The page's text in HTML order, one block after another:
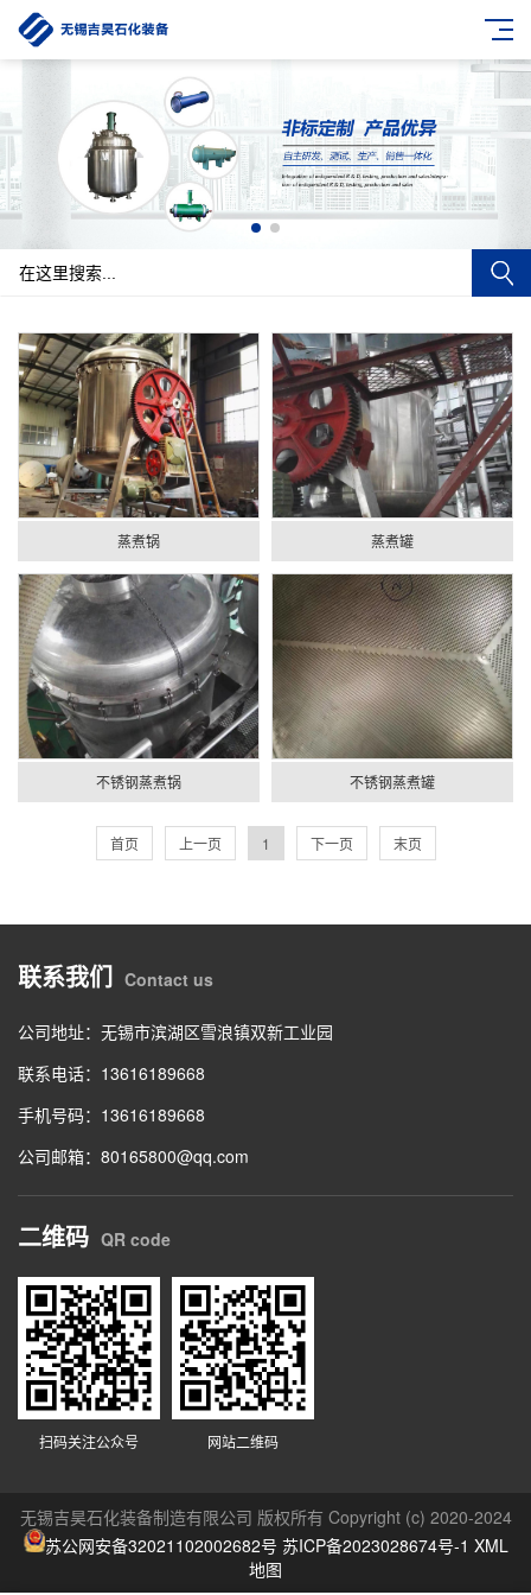
蒸煮锅 蒸煮罐
不锈钢蒸煮锅 不锈钢蒸煮罐
首页 上一页 1 下一页 末页
联系我们 Contact us
公司地址：无锡市滨湖区雪浪镇双新工业园
联系电话：13616189668
手机号码：13616189668
公司邮箱：80165800@qq.com
二维码 QR code
扫码关注公众号 网站二维码
无锡吉昊石化装备制造有限公司 版权所有 Copyright (c) 2020-2024
苏公网安备32021102002682号 苏ICP备2023028674号-1 XML
地图